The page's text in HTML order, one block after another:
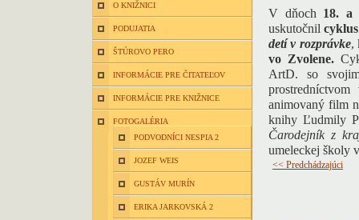
O KNIŽNICI
PODUJATIA
ŠTÚROVO PERO
INFORMÁCIE PRE ČITATEĽOV
INFORMÁCIE PRE KNIŽNICE
FOTOGALÉRIA
PODVODNÍCI NESPIA 2
JOZEF WEIS
GUSTÁV MURÍN
ERIKA JARKOVSKÁ 2
V dňoch 18. a
uskutočnil
detí v rozprávke,
vo Zvolene.
ArtD. so
animovaný film
knihy Ľudmily
Čarodejník z
umeleckej školy
<< Predchádzajúci